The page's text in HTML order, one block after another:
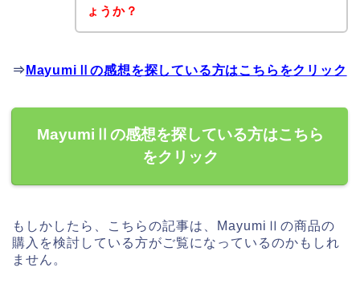
ょうか？
⇒ MayumiⅡの感想を探している方はこちらをクリック
MayumiⅡの感想を探している方はこちら
をクリック
もしかしたら、こちらの記事は、MayumiⅡの商品の
購入を検討している方がご覧になっているのかもしれ
ません。